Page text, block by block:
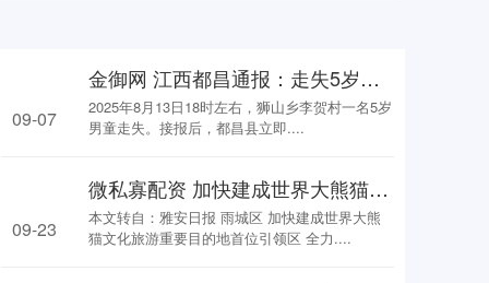
金御网 江西都昌通报：走失5岁男童遗体已找到，排除刑事案件
2025年8月13日18时左右，狮山乡李贺村一名5岁
男童走失。接报后，都昌县立即....
09-07
微私寡配资 加快建成世界大熊猫文化旅游重要目的地首位引领区 全力打造“西蜀天漏地·女娲补天处”文旅品牌
本文转自：雅安日报 雨城区 加快建成世界大熊
猫文化旅游重要目的地首位引领区 全力....
09-23